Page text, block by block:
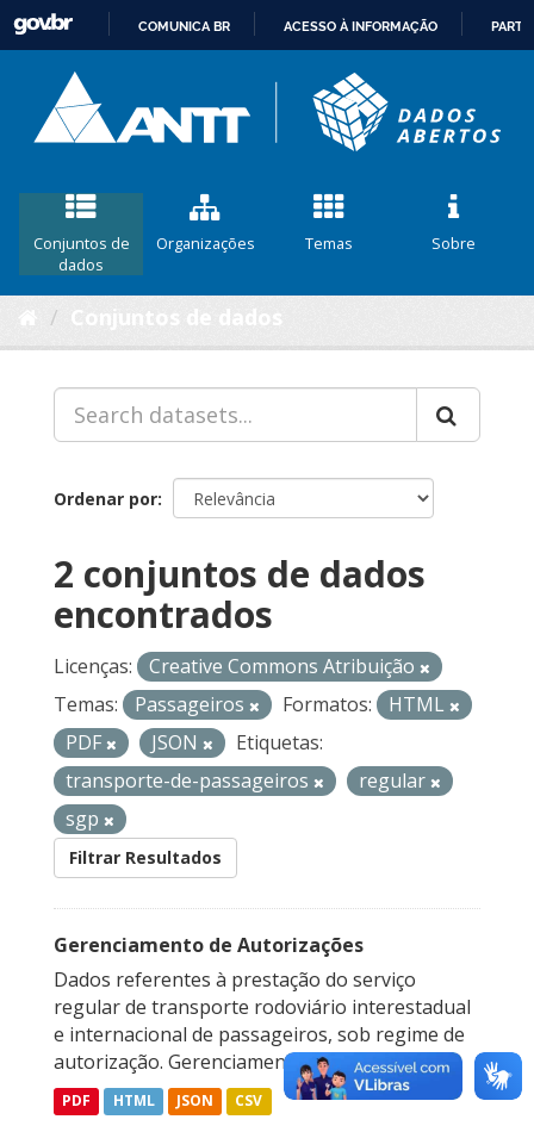
CONTEÚDO
COMUNICA BR ACESSO À INFORMAÇÃO
Conjuntos de
dados
Organizações Temas Sobre
Ordenar por
2 conjuntos de dados
encontrados
Licenças:
Creative Commons Atribuição
Temas:
Passageiros Formatos:
HTML
PDF
JSON
Etiquetas:
transporte-de-passageiros
regular
sgp
Filtrar Resultados
Gerenciamento de Autorizações
Dados referentes à prestação do serviço
regular de transporte rodoviário interestadual
e internacional de passageiros, sob regime de
autorização. Gerenciamento de Autorizações...
PDF HTML JSON CSV